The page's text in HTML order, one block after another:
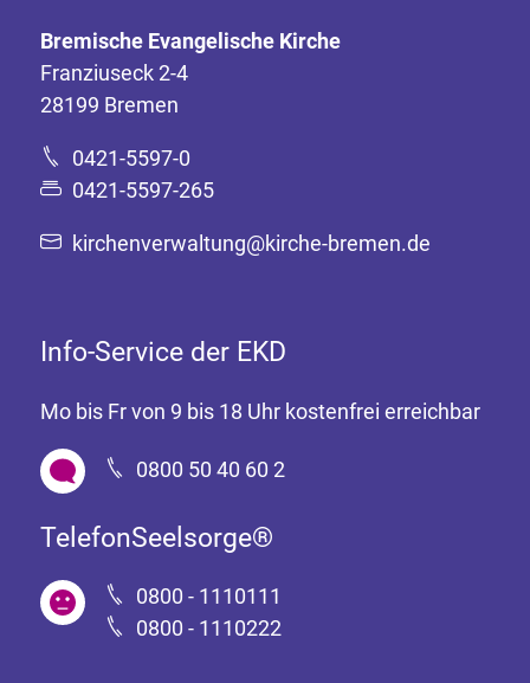
Bremische Evangelische Kirche
Franziuseck 2-4
28199 Bremen
0421-5597-0
0421-5597-265
kirchenverwaltung@kirche-bremen.de
Info-Service der EKD
Mo bis Fr von 9 bis 18 Uhr kostenfrei erreichbar
0800 50 40 60 2
TelefonSeelsorge®
0800 - 1110111
0800 - 1110222